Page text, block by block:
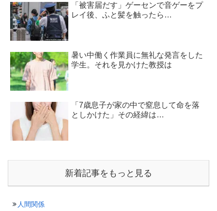
「被害届だす」ゲーセンで音ゲーをプ
レイ後、ふと髪を触ったら…
暑い中働く作業員に無礼な発言をした
学生。それを見かけた教授は
「7歳息子が家の中で窒息して命を落
としかけた」その経緯は…
新着記事をもっと見る
人間関係